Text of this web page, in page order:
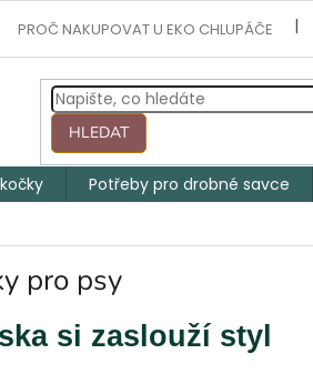
PROČ NAKUPOVAT U EKO CHLUPÁČE
HLEDAT
Potřeby pro drobné savce
pro psy
si zaslouží styl